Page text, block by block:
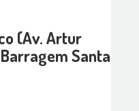
(Av. Artur
Santa